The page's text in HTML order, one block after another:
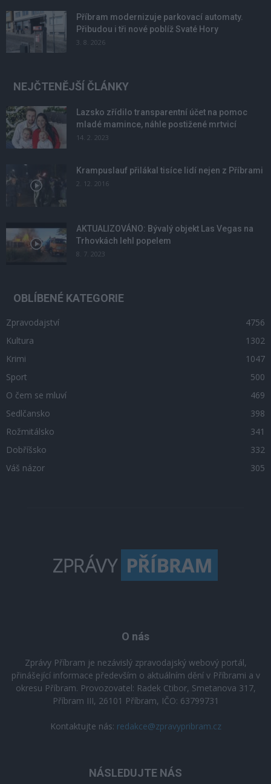
Příbram modernizuje parkovací automaty.
Přibudou i tři nové poblíž Svaté Hory
3. 8. 2026
NEJČTENĚJŠÍ ČLÁNKY
Lazsko zřídilo transparentní účet na pomoc
mladé mamince, náhle postižené mrtvicí
14. 2. 2023
Krampuslauf přilákal tisíce lidí nejen z Příbrami
2. 12. 2016
AKTUALIZOVÁNO: Bývalý objekt Las Vegas na
Trhovkách lehl popelem
8. 7. 2023
OBLÍBENÉ KATEGORIE
Zpravodajství
4756
Kultura
1302
Krimi
1047
Sport
500
O čem se mluví
469
Sedlčansko
398
Rožmitálsko
341
Dobříšsko
332
Váš názor
305
O nás
Zprávy Příbram je nezávislý zpravodajský webový portál,
přinášející informace především o aktuálním dění v Příbrami a v
okresu Příbram. Provozovatel: Radek Ctibor, Smetanova 317,
Příbram III, 26101 Příbram, IČO: 63799731
Kontaktujte nás: redakce@zpravypribram.cz
NÁSLEDUJTE NÁS